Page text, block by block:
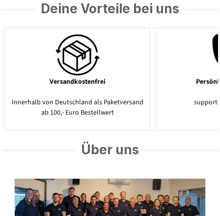
Deine Vorteile bei uns
Versandkostenfrei
Innerhalb von Deutschland als Paketversand
ab 100,- Euro Bestellwert
Über uns